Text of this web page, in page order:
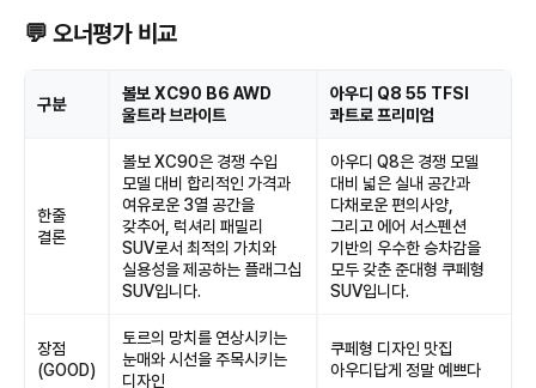
💬 오너평가 비교
구분
볼보 XC90 B6 AWD
울트라 브라이트
아우디 Q8 55 TFSI
콰트로 프리미엄
한줄
결론
볼보 XC90은 경쟁 수입
모델 대비 합리적인 가격과
여유로운 3열 공간을
갖추어, 럭셔리 패밀리
SUV로서 최적의 가치와
실용성을 제공하는 플래그십
SUV입니다.
아우디 Q8은 경쟁 모델
대비 넓은 실내 공간과
다채로운 편의사양,
그리고 에어 서스펜션
기반의 우수한 승차감을
모두 갖춘 준대형 쿠페형
SUV입니다.
장점
(GOOD)
토르의 망치를 연상시키는
눈매와 시선을 주목시키는
디자인
쿠페형 디자인 맛집
아우디답게 정말 예쁘다